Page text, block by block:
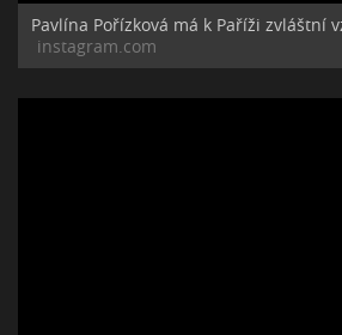
Pavlína Pořízková má k Paříži zvláštní
instagram.com